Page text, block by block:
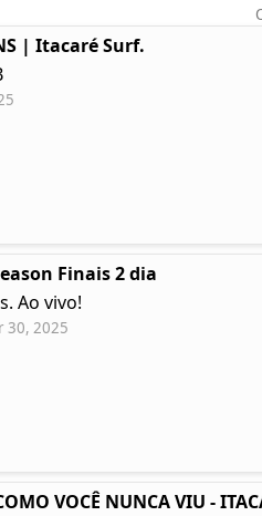
| Itacaré Surf.
Finais 2 dia
Ao vivo!
30, 2025
VOCÊ NUNCA VIU -